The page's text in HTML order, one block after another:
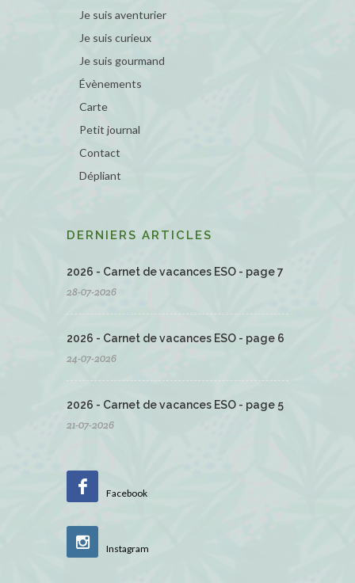
Je suis aventurier
Je suis curieux
Je suis gourmand
Évènements
Carte
Petit journal
Contact
Dépliant
DERNIERS ARTICLES
2026 - Carnet de vacances ESO - page 7
28-07-2026
2026 - Carnet de vacances ESO - page 6
24-07-2026
2026 - Carnet de vacances ESO - page 5
21-07-2026
Facebook
Instagram